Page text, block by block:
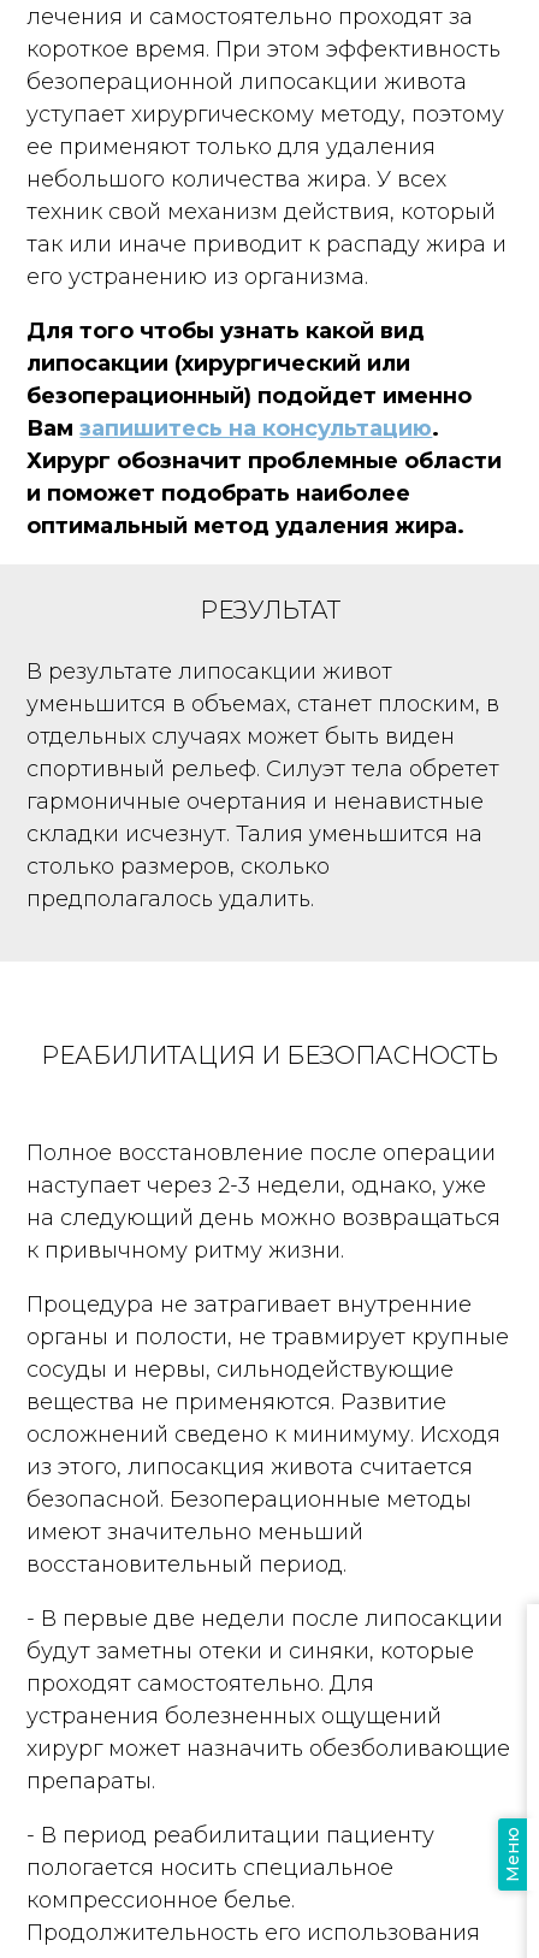
Меню
лечения и самостоятельно проходят за
короткое время. При этом эффективность
безоперационной липосакции живота
уступает хирургическому методу, поэтому
ее применяют только для удаления
небольшого количества жира. У всех
техник свой механизм действия, который
так или иначе приводит к распаду жира и
его устранению из организма.
Для того чтобы узнать какой вид
липосакции (хирургический или
безоперационный) подойдет именно
Вамзапишитесь на консультацию.
Хирург обозначит проблемные области
и поможет подобрать наиболее
оптимальный метод удаления жира.
РЕЗУЛЬТАТ
В результате липосакции живот
уменьшится в объемах, станет плоским, в
отдельных случаях может быть виден
спортивный рельеф. Силуэт тела обретет
гармоничные очертания и ненавистные
складки исчезнут. Талия уменьшится на
столько размеров, сколько
предполагалось удалить.
РЕАБИЛИТАЦИЯ И БЕЗОПАСНОСТЬ
Полное восстановление после операции
наступает через 2-3 недели, однако, уже
на следующий день можно возвращаться
к привычному ритму жизни.
Процедура не затрагивает внутренние
органы и полости, не травмирует крупные
сосуды и нервы, сильнодействующие
вещества не применяются. Развитие
осложнений сведено к минимуму. Исходя
из этого, липосакция живота считается
безопасной. Безоперационные методы
имеют значительно меньший
восстановительный период.
- В первые две недели после липосакции
будут заметны отеки и синяки, которые
проходят самостоятельно. Для
устранения болезненных ощущений
хирург может назначить обезболивающие
препараты.
- В период реабилитации пациенту
пологается носить специальное
компрессионное белье.
Продолжительность его использования